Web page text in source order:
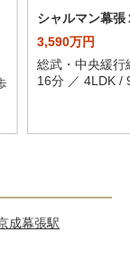
シャルマン幕張
3,590万円
総武・中央緩行
16分 ／ 4LDK /
成幕張駅